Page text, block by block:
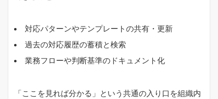
対応パターンやテンプレートの共有・更新
過去の対応履歴の蓄積と検索
業務フローや判断基準のドキュメント化
「ここを見れば分かる」という共通の入り口を組織内